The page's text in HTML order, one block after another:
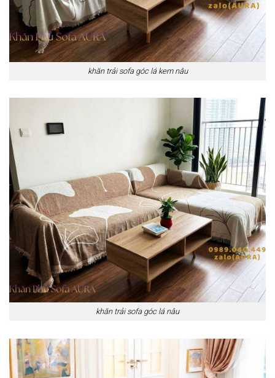
khăn trải sofa góc lá kem nâu
khăn trải sofa góc lá nâu